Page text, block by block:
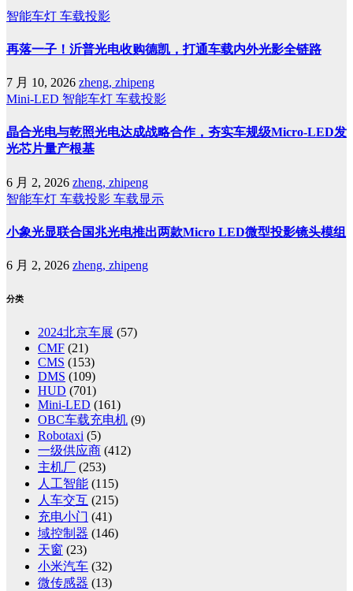
智能车灯 车载投影
再落一子！沂普光电收购德凯，打通车载内外光影全链路
7 月 10, 2026 zheng, zhipeng
Mini-LED 智能车灯 车载投影
晶合光电与乾照光电达成战略合作，夯实车规级Micro-LED发
光芯片量产根基
6 月 2, 2026 zheng, zhipeng
智能车灯 车载投影 车载显示
小象光显联合国兆光电推出两款Micro LED微型投影镜头模组
6 月 2, 2026 zheng, zhipeng
分类
2024北京车展 (57)
CMF (21)
CMS (153)
DMS (109)
HUD (701)
Mini-LED (161)
OBC车载充电机 (9)
Robotaxi (5)
一级供应商 (412)
主机厂 (253)
人工智能 (115)
人车交互 (215)
充电小门 (41)
域控制器 (146)
天窗 (23)
小米汽车 (32)
微传感器 (13)